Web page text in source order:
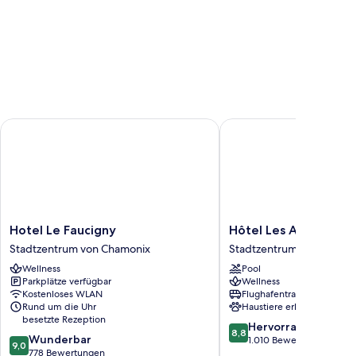
Hotel
Le
Faucigny
Stadtzentrum
von
Chamonix
Hotel Le Faucigny
Stadtzentrum von Chamonix
Wellness
Parkplätze verfügbar
Kostenloses WLAN
Rund um die Uhr
besetzte Rezeption
9.0
9,0 Wunderbar
778 Bewertungen
Hotel Le Faucigny
Hôtel
Les
Aiglons
Chamonix
Stadtzentrum
von
Chamonix
Hôtel Les Aiglons
Stadtzentrum von
Pool
Wellness
Flughafentransfer
Haustiere erlaubt
8.8
von
8,8 Hervorragend
1.010 Bewertungen
Hôtel Les Aiglons